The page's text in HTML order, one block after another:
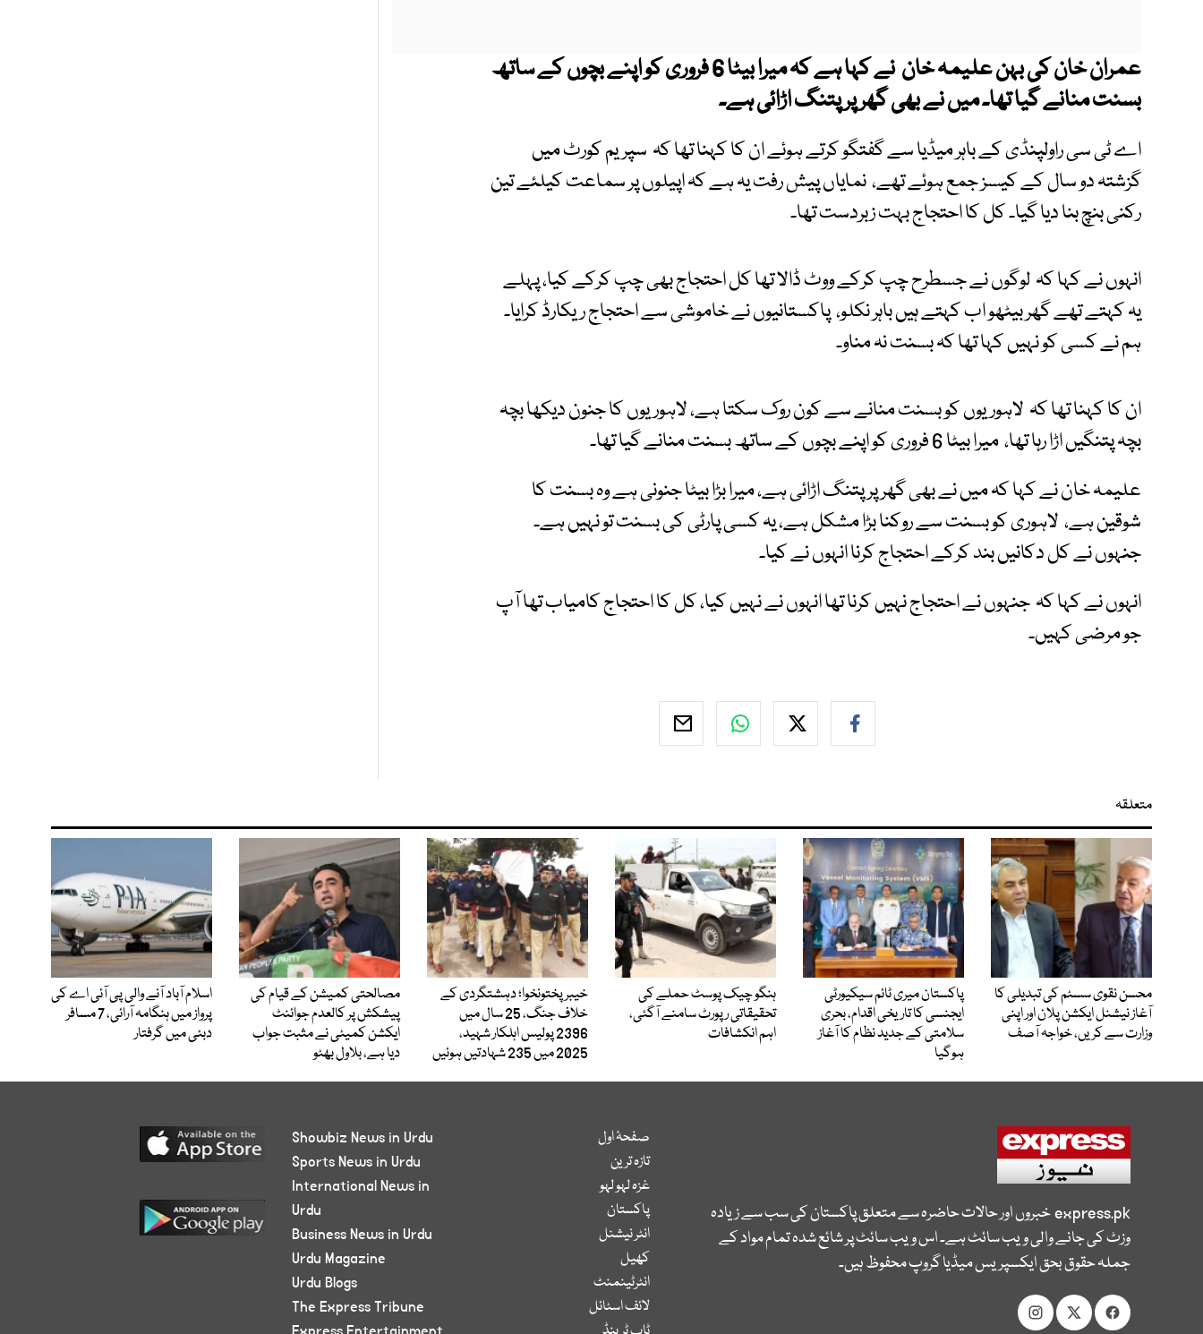
عمران خان کی بہن علیمہ خان نے کہا ہے کہ میرا بیٹا 6 فروری کو اپنے بچوں کے ساتھ
بسنت منانے گیا تھا۔ میں نے بھی گھر پر پتنگ اڑائی ہے۔
اے ٹی سی راولپنڈی کے باہر میڈیا سے گفتگو کرتے ہوئے ان کا کہنا تھا کہ سپریم کورٹ میں
گزشتہ دو سال کے کیسز جمع ہوئے تھے، نمایاں پیش رفت یہ ہے کہ اپیلوں پر سماعت کیلئے تین
رکنی بنچ بنا دیا گیا۔ کل کا احتجاج بہت زبردست تھا۔
انہوں نے کہا کہ لوگوں نے جسطرح چپ کرکے ووٹ ڈالا تھا کل احتجاج بھی چپ کرکے کیا، پہلے
یہ کہتے تھے گھر بیٹھو اب کہتے ہیں باہر نکلو، پاکستانیوں نے خاموشی سے احتجاج ریکارڈ کرایا۔
ہم نے کسی کو نہیں کہا تھا کہ بسنت نہ مناو۔
ان کا کہنا تھا کہ لاہوریوں کو بسنت منانے سے کون روک سکتا ہے، لاہوریوں کا جنون دیکھا بچہ
بچہ پتنگیں اڑا رہا تھا، میرا بیٹا 6 فروری کو اپنے بچوں کے ساتھ بسنت منانے گیا تھا۔
علیمہ خان نے کہا کہ میں نے بھی گھر پر پتنگ اڑائی ہے، میرا بڑا بیٹا جنونی ہے وہ بسنت کا
شوقین ہے، لاہوری کو بسنت سے روکنا بڑا مشکل ہے، یہ کسی پارٹی کی بسنت تو نہیں ہے۔
جنہوں نے کل دکانیں بند کرکے احتجاج کرنا انہوں نے کیا۔
انہوں نے کہا کہ جنہوں نے احتجاج نہیں کرنا تھا انہوں نے نہیں کیا، کل کا احتجاج کامیاب تھا آپ
جو مرضی کہیں۔
متعلقہ
محسن نقوی سسٹم کی تبدیلی کا
آغاز نیشنل ایکشن پلان اور اپنی
وزارت سے کریں، خواجہ آصف
پاکستان میری ٹائم سیکیورٹی
ایجنسی کا تاریخی اقدام، بحری
سلامتی کے جدید نظام کا آغاز
ہوگیا
ہنگو چیک پوسٹ حملے کی
تحقیقاتی رپورٹ سامنے آگئی،
اہم انکشافات
خیبرپختونخوا؛ دہشتگردی کے
خلاف جنگ، 25 سال میں
2396 پولیس اہلکار شہید،
2025 میں 235 شہادتیں ہوئیں
مصالحتی کمیشن کے قیام کی
پیشکش پر کالعدم جوائنٹ
ایکشن کمیٹی نے مثبت جواب
دیا ہے، بلاول بھٹو
اسلام آباد آنے والی پی آئی اے کی
پرواز میں ہنگامہ آرائی، 7 مسافر
دبئی میں گرفتار
express.pkخبروں اور حالات حاضرہ سے متعلق پاکستان کی سب سے زیادہ
وزٹ کی جانے والی ویب سائٹ ہے۔ اس ویب سائٹ پر شائع شدہ تمام مواد کے
جملہ حقوق بحق ایکسپریس میڈیا گروپ محفوظ ہیں۔
صفحۂ اول
تازہ ترین
غزہ لہو لہو
پاکستان
انٹر نیشنل
کھیل
انٹرٹینمنٹ
لائف اسٹائل
Showbiz News in Urdu
Sports News in Urdu
International News in
Urdu
Business News in Urdu
Urdu Magazine
Urdu Blogs
The Express Tribune